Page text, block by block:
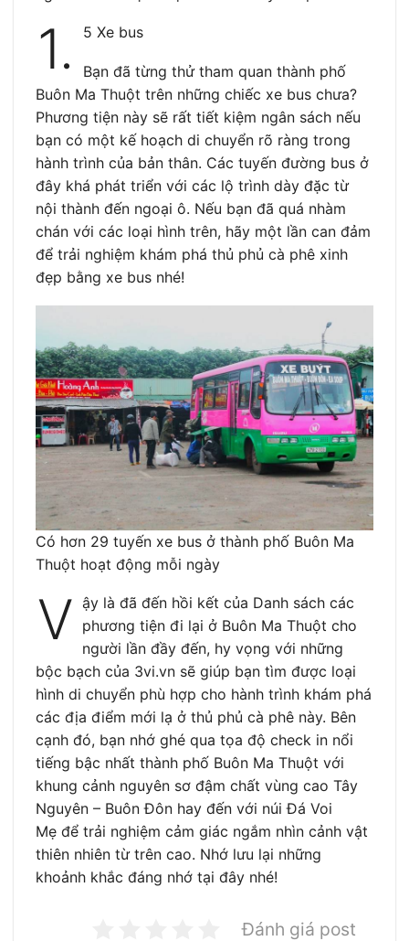
1. 5 Xe bus
Bạn đã từng thử tham quan thành phố
Buôn Ma Thuột trên những chiếc xe bus chưa?
Phương tiện này sẽ rất tiết kiệm ngân sách nếu
bạn có một kế hoạch di chuyển rõ ràng trong
hành trình của bản thân. Các tuyến đường bus ở
đây khá phát triển với các lộ trình dày đặc từ
nội thành đến ngoại ô. Nếu bạn đã quá nhàm
chán với các loại hình trên, hãy một lần can đảm
để trải nghiệm khám phá thủ phủ cà phê xinh
đẹp bằng xe bus nhé!
Có hơn 29 tuyến xe bus ở thành phố Buôn Ma
Thuột hoạt động mỗi ngày
V ậy là đã đến hồi kết của Danh sách các
phương tiện đi lại ở Buôn Ma Thuột cho
người lần đầy đến, hy vọng với những
bộc bạch của 3vi.vn sẽ giúp bạn tìm được loại
hình di chuyển phù hợp cho hành trình khám phá
các địa điểm mới lạ ở thủ phủ cà phê này. Bên
cạnh đó, bạn nhớ ghé qua tọa độ check in nổi
tiếng bậc nhất thành phố Buôn Ma Thuột với
khung cảnh nguyên sơ đậm chất vùng cao Tây
Nguyên – Buôn Đôn hay đến với núi Đá Voi
Mẹ để trải nghiệm cảm giác ngắm nhìn cảnh vật
thiên nhiên từ trên cao. Nhớ lưu lại những
khoảnh khắc đáng nhớ tại đây nhé!
Đánh giá post